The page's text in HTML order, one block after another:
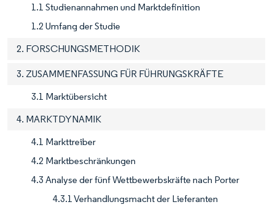
1.1 Studienannahmen und Marktdefinition
1.2 Umfang der Studie
2. FORSCHUNGSMETHODIK
3. ZUSAMMENFASSUNG FÜR FÜHRUNGSKRÄFTE
3.1 Marktübersicht
4. MARKTDYNAMIK
4.1 Markttreiber
4.2 Marktbeschränkungen
4.3 Analyse der fünf Wettbewerbskräfte nach Porter
4.3.1 Verhandlungsmacht der Lieferanten